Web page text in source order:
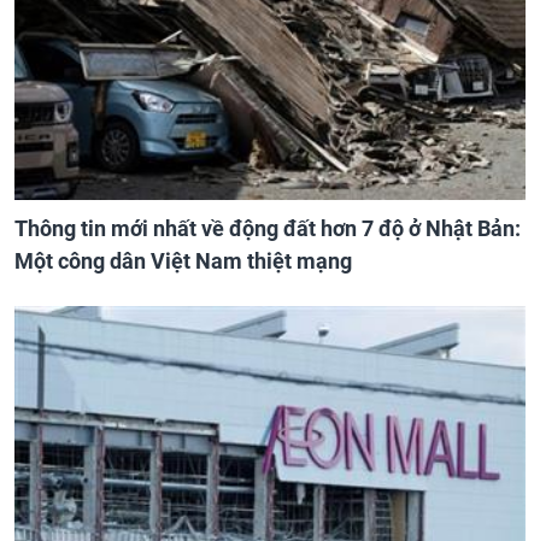
Thông tin mới nhất về động đất hơn 7 độ ở Nhật Bản:
Một công dân Việt Nam thiệt mạng